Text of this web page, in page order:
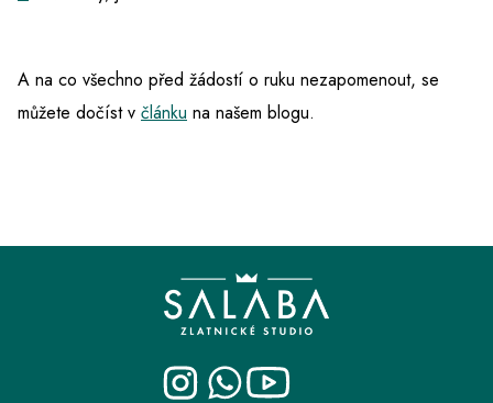
A na co všechno před žádostí o ruku nezapomenout, se
můžete dočíst v článku na našem blogu.